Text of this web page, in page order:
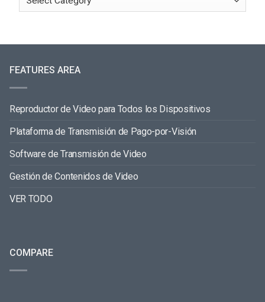
FEATURES AREA
Reproductor de Video para Todos los Dispositivos
Plataforma de Transmisión de Pago-por-Visión
Software de Transmisión de Video
Gestión de Contenidos de Video
VER TODO
COMPARE